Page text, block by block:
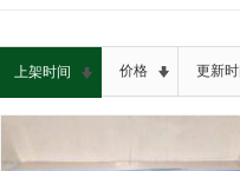
上架时间 价格 更新